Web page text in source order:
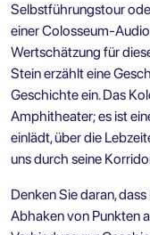
Selbstführungstour
einer Colosseum-
Wertschätzung für
Stein erzählt eine
Geschichte ein. Das
Amphitheater; es ist
einlädt, über die
uns durch seine
Denken Sie daran,
Abhaken von Punkten